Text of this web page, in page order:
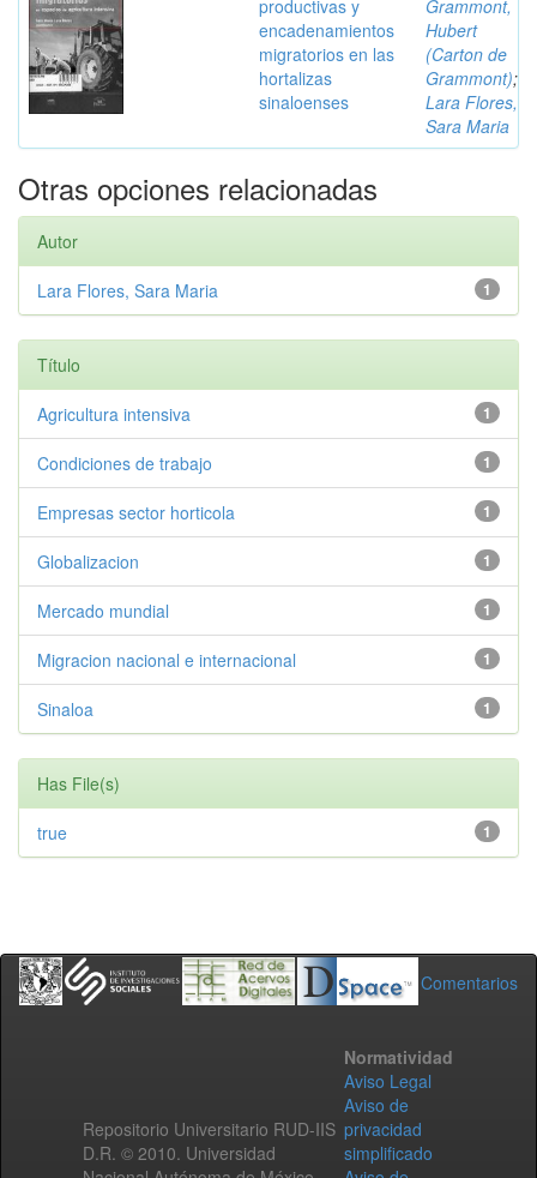
productivas y
encadenamientos
migratorios en las
hortalizas
sinaloenses
Grammont,
Hubert
(Carton de
Grammont);
Lara Flores,
Sara Maria
Otras opciones relacionadas
Autor
1
Lara Flores, Sara Maria
Título
1
Agricultura intensiva
1
Condiciones de trabajo
1
Empresas sector horticola
1
Globalizacion
1
Mercado mundial
1
Migracion nacional e internacional
1
Sinaloa
Has File(s)
1
true
Comentarios
Repositorio Universitario RUD-IIS
D.R. © 2010. Universidad
Normatividad
Aviso Legal
Aviso de
privacidad
simplificado